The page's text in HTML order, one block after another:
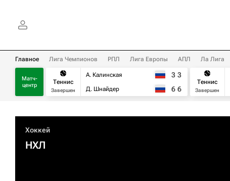
Главное Лига Чемпионов РПЛ Лига Европы АПЛ Ла Лига
Матч-
центр
Теннис
Завершен
А. Калинская
Д. Шнайдер
3 3
6 6
Теннис
Завершен
Хоккей
НХЛ